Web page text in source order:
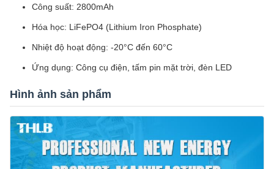
Công suất: 2800mAh
Hóa học: LiFePO4 (Lithium Iron Phosphate)
Nhiệt độ hoạt động: -20°C đến 60°C
Ứng dụng: Công cụ điện, tấm pin mặt trời, đèn LED
Hình ảnh sản phẩm